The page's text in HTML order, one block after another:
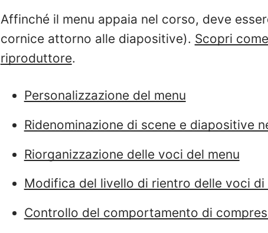
Affinché il menu appaia nel corso, deve
cornice attorno alle diapositive). Scopri
riproduttore.
Personalizzazione del menu
Ridenominazione di scene e diapositive
Riorganizzazione delle voci del menu
Modifica del livello di rientro delle voci di
Controllo del comportamento di